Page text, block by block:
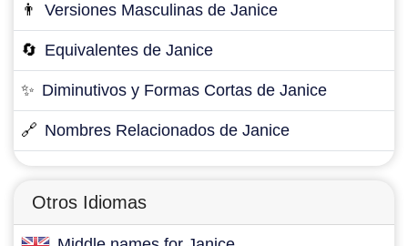
👨 Versiones Masculinas de Janice
🔄 Equivalentes de Janice
✨ Diminutivos y Formas Cortas de Janice
🔗 Nombres Relacionados de Janice
Otros Idiomas